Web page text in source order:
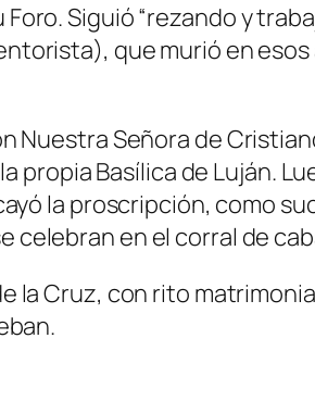
Siguió “rezando y
que murió en esos
Señora de
propia Basílica de Luján.
la proscripción, como
en el corral de
Cruz, con rito